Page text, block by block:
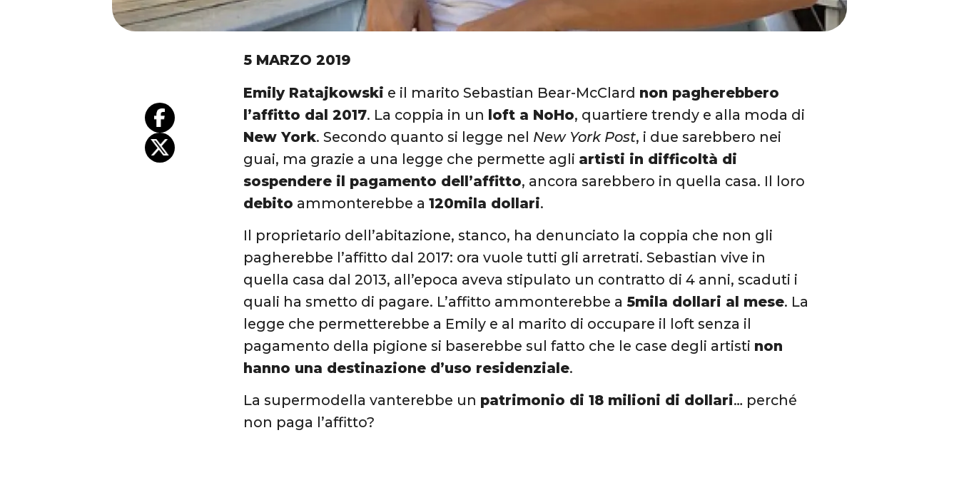
5 MARZO 2019
Emily Ratajkowski e il marito Sebastian Bear-McClard non pagherebbero
l’affitto dal 2017. La coppia in un loft a NoHo, quartiere trendy e alla moda di
New York. Secondo quanto si legge nel New York Post, i due sarebbero nei
guai, ma grazie a una legge che permette agli artisti in difficoltà di
sospendere il pagamento dell’affitto, ancora sarebbero in quella casa. Il loro
debito ammonterebbe a120mila dollari.
Il proprietario dell’abitazione, stanco, ha denunciato la coppia che non gli
pagherebbe l’affitto dal 2017: ora vuole tutti gli arretrati. Sebastian vive in
quella casa dal 2013, all’epoca aveva stipulato un contratto di 4 anni, scaduti i
quali ha smetto di pagare. L’affitto ammonterebbe a5mila dollari al mese. La
legge che permetterebbe a Emily e al marito di occupare il loft senza il
pagamento della pigione si baserebbe sul fatto che le case degli artisti non
hanno una destinazione d’uso residenziale.
La supermodella vanterebbe un patrimonio di 18 milioni di dollari… perché
non paga l’affitto?